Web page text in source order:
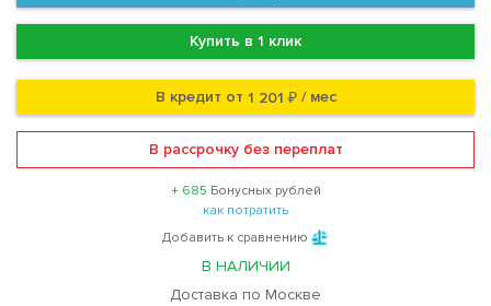
Купить в 1 клик
В кредит от 1 201 ₽/ мес
В рассрочку без переплат
+ 685 Бонусных рублей
как потратить
Добавить к сравнению
В НАЛИЧИИ
Доставка по Москве